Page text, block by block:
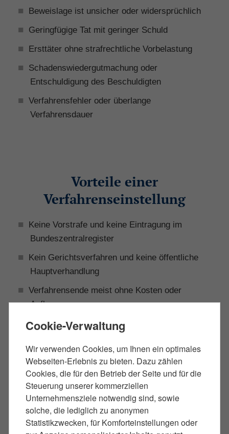
Beweislage ist unsicher oder widersprüchlich
Geringfügige Tat mit geringer Schuld
Ersttäter ohne strafrechtliche Vorbelastung
Schadenswiedergutmachung oder
Entschuldigung des Beschuldigten
Verfahrensfehler oder überlange
Verfahrensdauer
Vorteile einer
Verfahrenseinstellung
Keine Vorstrafe und keine Eintragung im
Bundeszentralregister
Kein Gerichtsverfahren und keine öffentliche
Hauptverhandlung
Verfahrensende meist ohne Kosten oder
Auflagen
Vermeidung einer möglichen Verurteilung
Strategien des
Strafverteidigers zur
Cookie-Verwaltung
Wir verwenden Cookies, um Ihnen ein optimales
Webseiten-Erlebnis zu bieten. Dazu zählen
Cookies, die für den Betrieb der Seite und für die
Steuerung unserer kommerziellen
Unternehmensziele notwendig sind, sowie
solche, die lediglich zu anonymen
Statistikzwecken, für Komforteinstellungen oder